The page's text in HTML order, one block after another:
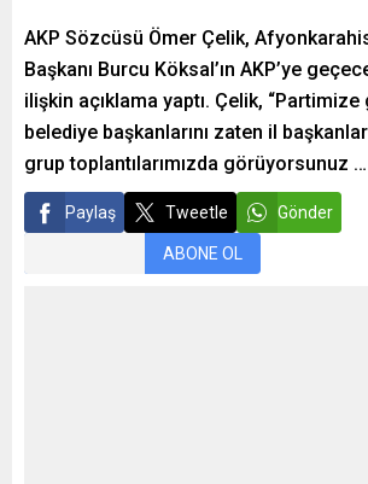
AKP Sözcüsü Ömer Çelik,
Başkanı Burcu Köksal’ın AKP’ye
ilişkin açıklama yaptı. Çelik,
belediye başkanlarını zaten il
grup toplantılarımızda görüyorsunuz …
Paylaş Tweetle Gönder
ABONE OL